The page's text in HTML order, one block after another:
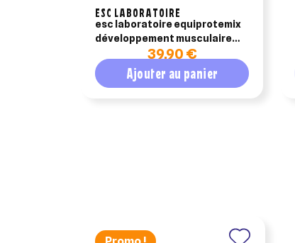
ESC LABORATOIRE
esc laboratoire equiprotemix
développement musculaire
39,90 €
Ajouter au panier